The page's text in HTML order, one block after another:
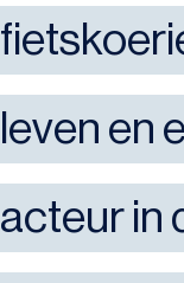
leven en
acteur in